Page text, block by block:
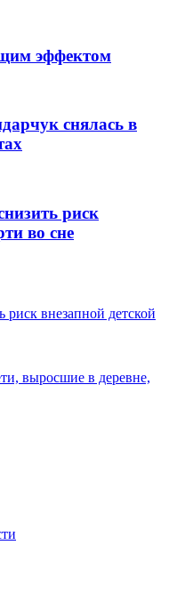
эффектом
снялась в
риск
во сне
риск внезапной детской
выросшие в деревне,